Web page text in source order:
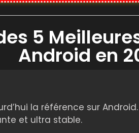
5
Android en
la référence sur
et ultra stable.